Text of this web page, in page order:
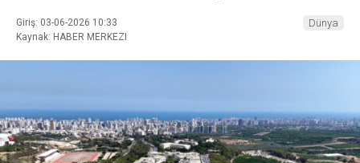
Giriş: 03-06-2026 10:33
Kaynak: HABER MERKEZI
Dünya